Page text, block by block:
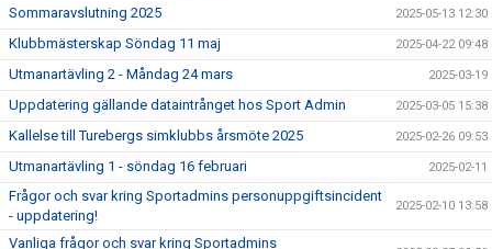
Sommaravslutning 2025 2025-05-13 12:30
Klubbmästerskap Söndag 11 maj 2025-04-22 09:48
Utmanartävling 2 - Måndag 24 mars 2025-03-19
Uppdatering gällande dataintrånget hos Sport Admin 2025-03-05 15:38
Kallelse till Turebergs simklubbs årsmöte 2025 2025-02-26 09:53
Utmanartävling 1 - söndag 16 februari 2025-02-11
Frågor och svar kring Sportadmins personuppgiftsincident
- uppdatering!
2025-02-10 13:58
Vanliga frågor och svar kring Sportadmins